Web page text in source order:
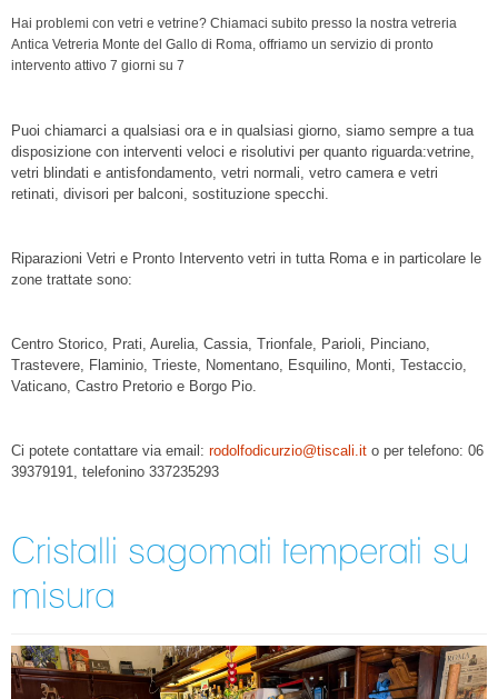
Hai problemi con vetri e vetrine? Chiamaci subito presso la nostra vetreria
Antica Vetreria Monte del Gallo di Roma, offriamo un servizio di pronto
intervento attivo 7 giorni su 7
Puoi chiamarci a qualsiasi ora e in qualsiasi giorno, siamo sempre a tua
disposizione con interventi veloci e risolutivi per quanto riguarda:vetrine,
vetri blindati e antisfondamento, vetri normali, vetro camera e vetri
retinati, divisori per balconi, sostituzione specchi.
Riparazioni Vetri e Pronto Intervento vetri in tutta Roma e in particolare le
zone trattate sono:
Centro Storico, Prati, Aurelia, Cassia, Trionfale, Parioli, Pinciano,
Trastevere, Flaminio, Trieste, Nomentano, Esquilino, Monti, Testaccio,
Vaticano, Castro Pretorio e Borgo Pio.
Ci potete contattare via email: rodolfodicurzio@tiscali.it o per telefono: 06
39379191, telefonino 337235293
Cristalli sagomati temperati su
misura